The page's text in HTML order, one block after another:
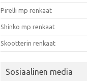
Pirelli mp renkaat
Shinko mp renkaat
Skootterin renkaat
Sosiaalinen media